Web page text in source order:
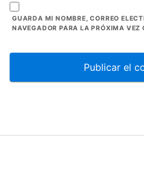
GUARDA MI NOMBRE, CORREO
NAVEGADOR PARA LA PRÓXIMA VEZ